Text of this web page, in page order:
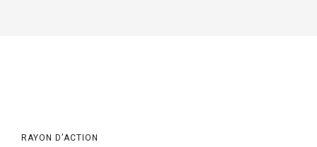
RAYON D’ACTION